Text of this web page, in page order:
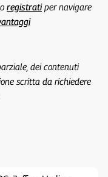
registratiper navigare
dei contenuti
scritta da richiedere